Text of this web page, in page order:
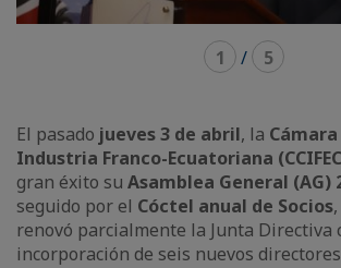
1 / 5
El pasado jueves 3 de abril, la
Industria Franco-Ecuatoriana
gran éxito su Asamblea General (AG)
seguido por el Cóctel anual de Socios
renovó parcialmente la Junta Directiva
incorporación de seis nuevos